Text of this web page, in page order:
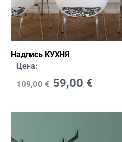
Надпись КУХНЯ
Цена:
109,00€ 59,00 €